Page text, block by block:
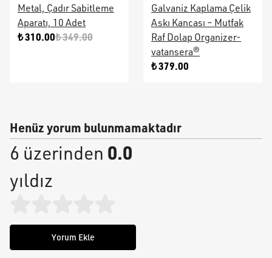
Metal, Çadır Sabitleme
Aparatı, 10 Adet
₺ 310.00₺ 349.00
Galvaniz Kaplama Çelik
Askı Kancası – Mutfak
Raf Dolap Organizer-
vatansera®
₺ 379.00
Henüz yorum bulunmamaktadır
6 üzerinden 0.0
yıldız
Yorum Ekle